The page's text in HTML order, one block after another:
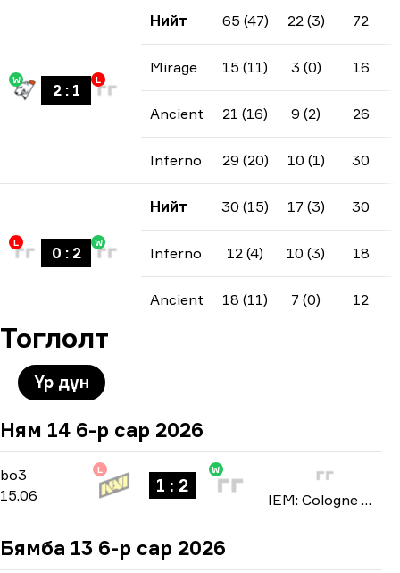
W
2: 1
L
Нийт 65 (47) 22 (3) 72
Mirage 15 (11) 3 (0) 16
Ancient 21 (16) 9 (2) 26
Inferno 29 (20) 10 (1) 30
L
0 : 2
W
Нийт 30 (15) 17 (3) 30
Inferno 12 (4) 10 (3) 18
Ancient 18 (11) 7 (0) 12
Тоглолт
Үр дүн
Ням 14 6-р сар 2026
bo3
bo3
15.06
L
1 : 2
W
IEM: Cologne Major 2026
Бямба 13 6-р сар 2026